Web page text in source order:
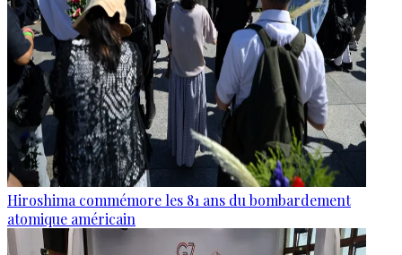
Hiroshima commémore les 81 ans du bombardement
atomique américain